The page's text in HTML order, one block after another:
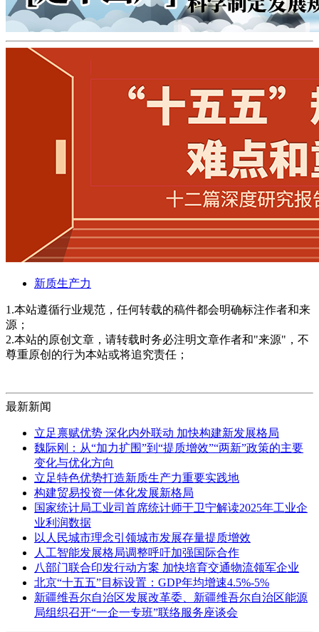
新质生产力
1.本站遵循行业规范，任何转载的稿件都会明确标注作者和来
源；
2.本站的原创文章，请转载时务必注明文章作者和"来源"，不
尊重原创的行为本站或将追究责任；
最新新闻
立足禀赋优势 深化内外联动 加快构建新发展格局
魏际刚：从“加力扩围”到“提质增效”“两新”政策的主要
变化与优化方向
立足特色优势打造新质生产力重要实践地
构建贸易投资一体化发展新格局
国家统计局工业司首席统计师于卫宁解读2025年工业企
业利润数据
以人民城市理念引领城市发展存量提质增效
人工智能发展格局调整呼吁加强国际合作
八部门联合印发行动方案 加快培育交通物流领军企业
北京“十五五”目标设置：GDP年均增速4.5%-5%
新疆维吾尔自治区发展改革委、新疆维吾尔自治区能源
局组织召开“一企一专班”联络服务座谈会